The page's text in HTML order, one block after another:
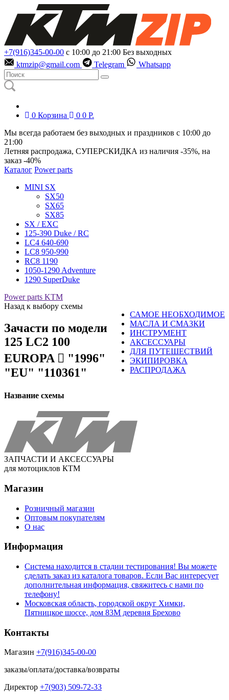
+7(916)345-00-00 с 10:00 до 21:00 Без выходных
ktmzip@gmail.com
Telegram Whatsapp
0 Корзина 0 0 Р.
Мы всегда работаем без выходных и праздников с 10:00 до
21:00
Летняя распродажа, СУПЕРСКИДКА из наличия -35%, на
заказ -40%
Каталог Power parts
MINI SX
SX50
SX65
SX85
SX / EXC
125-390 Duke / RC
LC4 640-690
LC8 950-990
RC8 1190
1050-1290 Adventure
1290 SuperDuke
Power parts KTM
САМОЕ НЕОБХОДИМОЕ
МАСЛА И СМАЗКИ
ИНСТРУМЕНТ
АКСЕССУАРЫ
ДЛЯ ПУТЕШЕСТВИЙ
ЭКИПИРОВКА
РАСПРОДАЖА
Назад к выбору схемы
Зачасти по модели
125 LC2 100
EUROPA 󈧀 "1996"
"EU" "110361"
Название схемы
ЗАПЧАСТИ И АКСЕССУАРЫ
для мотоциклов КТМ
Магазин
Розничный магазин
Оптовым покупателям
О нас
Информация
Система находится в стадии тестирования! Вы можете
сделать заказ из каталога товаров. Если Вас интересует
дополнительная информация, свяжитесь с нами по
телефону!
Московская область, городской округ Химки,
Пятницкое шоссе, дом 83М деревня Брехово
Контакты
Магазин +7(916)345-00-00
заказы/оплата/доставка/возвраты
Директор +7(903) 509-72-33